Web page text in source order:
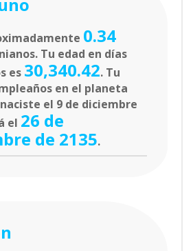
0.34
Tu edad en días
es 30,340.42. Tu
en el planeta
el 9 de diciembre
el 26 de
de 2135.